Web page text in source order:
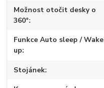
Možnost otočit desky o
360°
Funkce Auto sleep / Wake
up
Stojánek